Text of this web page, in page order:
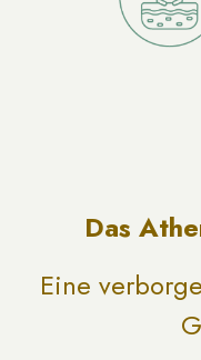
Das
Eine